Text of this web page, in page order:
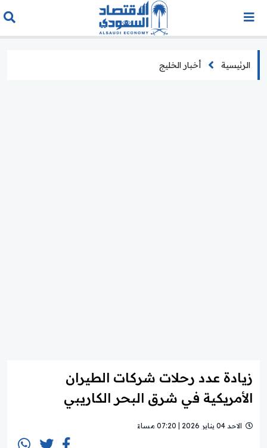
الرئيسية أخبار الخليج
زيادة عدد رحلات شركات الطيران
الأمريكية في شرق البحر الكاريبي
الاحد 04 يناير 2026 | 07:20 مساءً